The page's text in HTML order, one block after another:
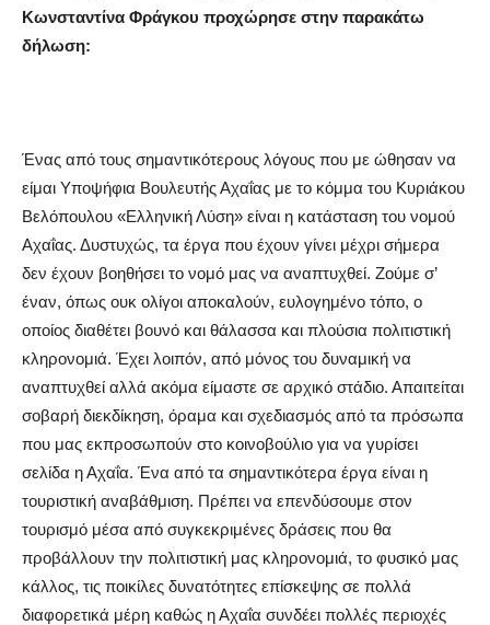
Κωνσταντίνα Φράγκου προχώρησε στην παρακάτω
δήλωση:
Ένας από τους σημαντικότερους λόγους που με ώθησαν να
είμαι Υποψήφια Βουλευτής Αχαΐας με το κόμμα του Κυριάκου
Βελόπουλου «Ελληνική Λύση» είναι η κατάσταση του νομού
Αχαΐας. Δυστυχώς, τα έργα που έχουν γίνει μέχρι σήμερα
δεν έχουν βοηθήσει το νομό μας να αναπτυχθεί. Ζούμε σ’
έναν, όπως ουκ ολίγοι αποκαλούν, ευλογημένο τόπο, ο
οποίος διαθέτει βουνό και θάλασσα και πλούσια πολιτιστική
κληρονομιά. Έχει λοιπόν, από μόνος του δυναμική να
αναπτυχθεί αλλά ακόμα είμαστε σε αρχικό στάδιο. Απαιτείται
σοβαρή διεκδίκηση, όραμα και σχεδιασμός από τα πρόσωπα
που μας εκπροσωπούν στο κοινοβούλιο για να γυρίσει
σελίδα η Αχαΐα. Ένα από τα σημαντικότερα έργα είναι η
τουριστική αναβάθμιση. Πρέπει να επενδύσουμε στον
τουρισμό μέσα από συγκεκριμένες δράσεις που θα
προβάλλουν την πολιτιστική μας κληρονομιά, το φυσικό μας
κάλλος, τις ποικίλες δυνατότητες επίσκεψης σε πολλά
διαφορετικά μέρη καθώς η Αχαΐα συνδέει πολλές περιοχές